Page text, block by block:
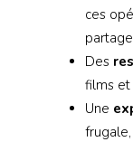
ces
Des
films et
Une
frugale,